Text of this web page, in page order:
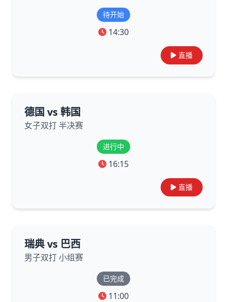
待开始
14:30
直播
德国 vs 韩国
女子双打 半决赛
进行中
16:15
直播
瑞典 vs 巴西
男子双打 小组赛
已完成
11:00